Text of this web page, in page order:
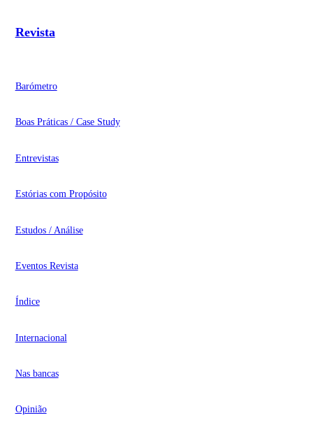
Revista
Barómetro
Boas Práticas / Case Study
Entrevistas
Estórias com Propósito
Estudos / Análise
Eventos Revista
Índice
Internacional
Nas bancas
Opinião